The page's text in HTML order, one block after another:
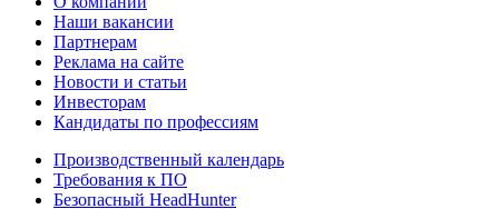
Наши вакансии
Партнерам
Реклама на сайте
Новости и статьи
Инвесторам
Кандидаты по профессиям
Производственный календарь
Требования к ПО
Безопасный HeadHunter